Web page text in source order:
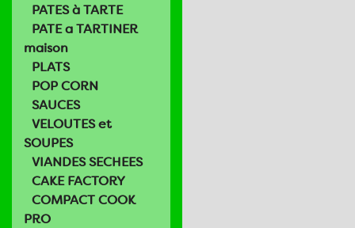
PATES à TARTE
PATE a TARTINER
maison
PLATS
POP CORN
SAUCES
VELOUTES et
SOUPES
VIANDES SECHEES
CAKE FACTORY
COMPACT COOK
PRO